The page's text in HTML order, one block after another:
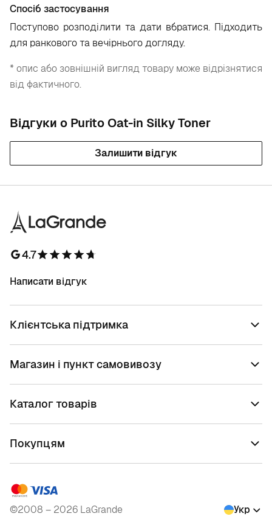
Спосіб застосування
Поступово розподілити та дати вбратися. Підходить
для ранкового та вечірнього догляду.
* опис або зовнішній вигляд товару може відрізнятися
від фактичного.
Відгуки о Purito Oat-in Silky Toner
Залишити відгук
4.7
Написати відгук
Клієнтська підтримка
Магазин і пункт самовивозу
Каталог товарів
Покупцям
©2008 – 2026 LaGrande Укр